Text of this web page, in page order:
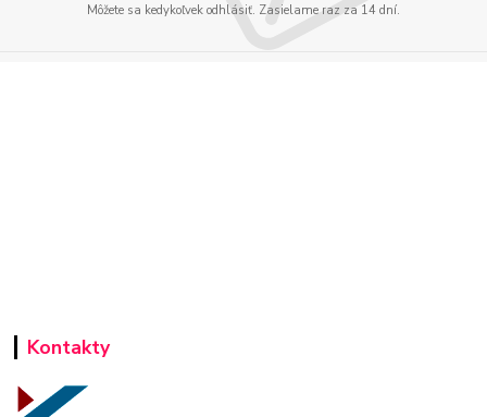
Môžete sa kedykoľvek odhlásiť. Zasielame raz za 14 dní.
Kontakty